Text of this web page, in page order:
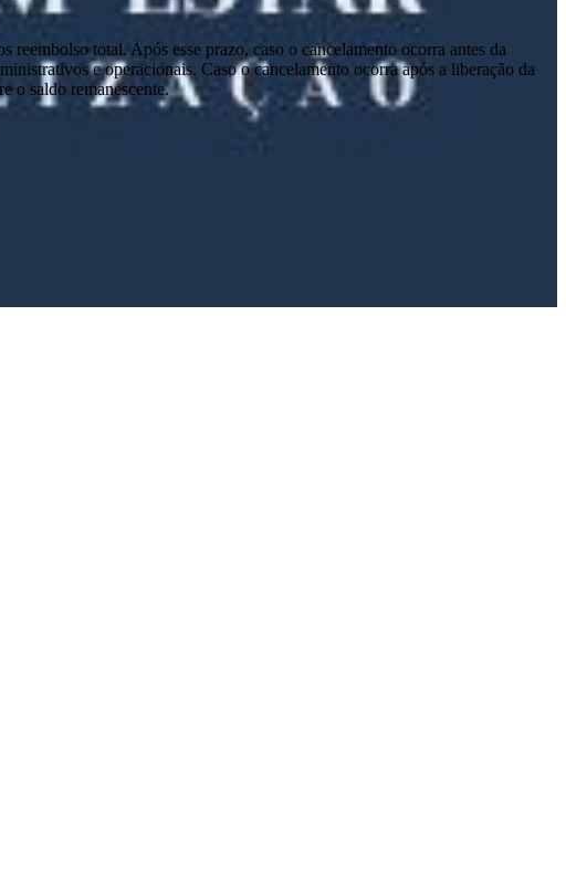
total. Após esse prazo, caso o cancelamento ocorra antes da
e operacionais. Caso o cancelamento ocorra após a liberação da
o saldo remanescente.